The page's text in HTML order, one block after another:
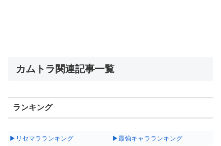
カムトラ関連記事一覧
ランキング
▶リセマラランキング
▶最強キャラランキング